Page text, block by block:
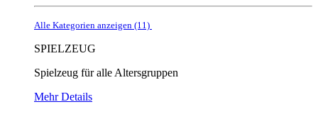
Alle Kategorien anzeigen (11)
SPIELZEUG
Spielzeug für alle Altersgruppen
Mehr Details